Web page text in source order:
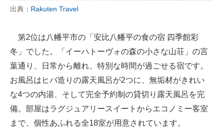
出典： Rakuten Travel
第2位は八幡平市の「安比八幡平の食の宿 四季館彩
冬」でした。「イーハトーヴォの森の小さな山荘」の言
葉通り、日常から離れ、特別な時間が過ごせる宿です。
お風呂はヒバ造りの露天風呂が2つに、無垢材がきれい
な4つの内湯、そして完全予約制の貸切り露天風呂を完
備。部屋はラグジュアリースイートからエコノミー客室
まで、個性あふれる全18室が用意されています。